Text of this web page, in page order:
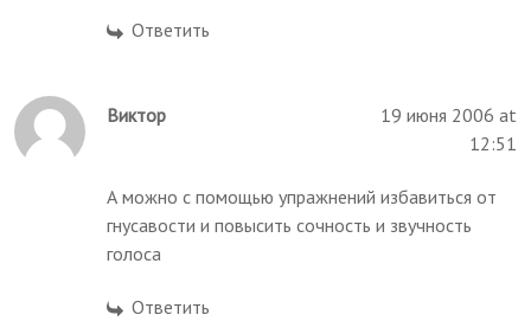
Ответить
Виктор
19 июня 2006 at
12:51
А можно с помощью упражнений избавиться от
гнусавости и повысить сочность и звучность
голоса
Ответить